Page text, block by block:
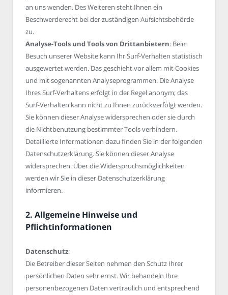
an uns wenden. Des Weiteren steht Ihnen ein
Beschwerderecht bei der zuständigen Aufsichtsbehörde
zu.
Analyse-Tools und Tools von Drittanbietern: Beim
Besuch unserer Website kann Ihr Surf-Verhalten statistisch
ausgewertet werden. Das geschieht vor allem mit Cookies
und mit sogenannten Analyseprogrammen. Die Analyse
Ihres Surf-Verhaltens erfolgt in der Regel anonym; das
Surf-Verhalten kann nicht zu Ihnen zurückverfolgt werden.
Sie können dieser Analyse widersprechen oder sie durch
die Nichtbenutzung bestimmter Tools verhindern.
Detaillierte Informationen dazu finden Sie in der folgenden
Datenschutzerklärung. Sie können dieser Analyse
widersprechen. Über die Widerspruchsmöglichkeiten
werden wir Sie in dieser Datenschutzerklärung
informieren.
2. Allgemeine Hinweise und
Pflichtinformationen
Datenschutz:
Die Betreiber dieser Seiten nehmen den Schutz Ihrer
persönlichen Daten sehr ernst. Wir behandeln Ihre
personenbezogenen Daten vertraulich und entsprechend